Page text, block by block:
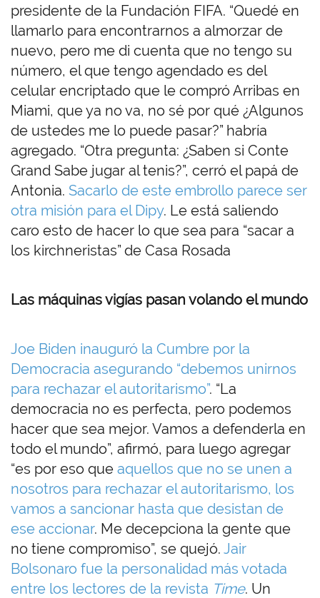
presidente de la Fundación FIFA. “Quedé en
llamarlo para encontrarnos a almorzar de
nuevo, pero me di cuenta que no tengo su
número, el que tengo agendado es del
celular encriptado que le compró Arribas en
Miami, que ya no va, no sé por qué ¿Algunos
de ustedes me lo puede pasar?” habría
agregado. “Otra pregunta: ¿Saben si Conte
Grand Sabe jugar al tenis?”, cerró el papá de
Antonia. Sacarlo de este embrollo parece ser
otra misión para el Dipy. Le está saliendo
caro esto de hacer lo que sea para “sacar a
los kirchneristas” de Casa Rosada
Las máquinas vigías pasan volando el mundo
Joe Biden inauguró la Cumbre por la
Democracia asegurando “debemos unirnos
para rechazar el autoritarismo”. “La
democracia no es perfecta, pero podemos
hacer que sea mejor. Vamos a defenderla en
todo el mundo”, afirmó, para luego agregar
“es por eso que aquellos que no se unen a
nosotros para rechazar el autoritarismo, los
vamos a sancionar hasta que desistan de
ese accionar. Me decepciona la gente que
no tiene compromiso”, se quejó. Jair
Bolsonaro fue la personalidad más votada
entre los lectores de la revista Time. Un